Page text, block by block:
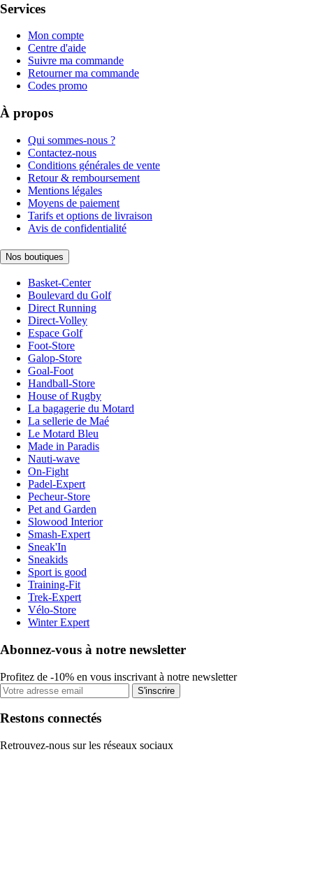
Services
Mon compte
Centre d'aide
Suivre ma commande
Retourner ma commande
Codes promo
À propos
Qui sommes-nous ?
Contactez-nous
Conditions générales de vente
Retour & remboursement
Mentions légales
Moyens de paiement
Tarifs et options de livraison
Avis de confidentialité
Nos boutiques
Basket-Center
Boulevard du Golf
Direct Running
Direct-Volley
Espace Golf
Foot-Store
Galop-Store
Goal-Foot
Handball-Store
House of Rugby
La bagagerie du Motard
La sellerie de Maé
Le Motard Bleu
Made in Paradis
Nauti-wave
On-Fight
Padel-Expert
Pecheur-Store
Pet and Garden
Slowood Interior
Smash-Expert
Sneak'In
Sneakids
Sport is good
Training-Fit
Trek-Expert
Vélo-Store
Winter Expert
Abonnez-vous à notre newsletter
Profitez de -10% en vous inscrivant à notre newsletter
S'inscrire
Restons connectés
Retrouvez-nous sur les réseaux sociaux